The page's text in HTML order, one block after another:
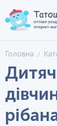
Головна